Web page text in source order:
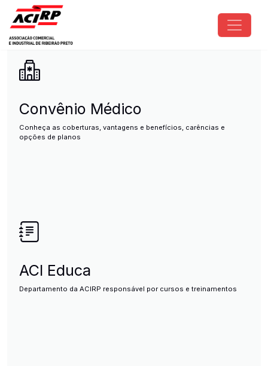
Pular para o conteúdo principal
ACIRP - Associação Comercial
Convênio Médico
Conheça as coberturas, vantagens e benefícios, carências e
opções de planos
ACI Educa
Departamento da ACIRP responsável por cursos e treinamentos